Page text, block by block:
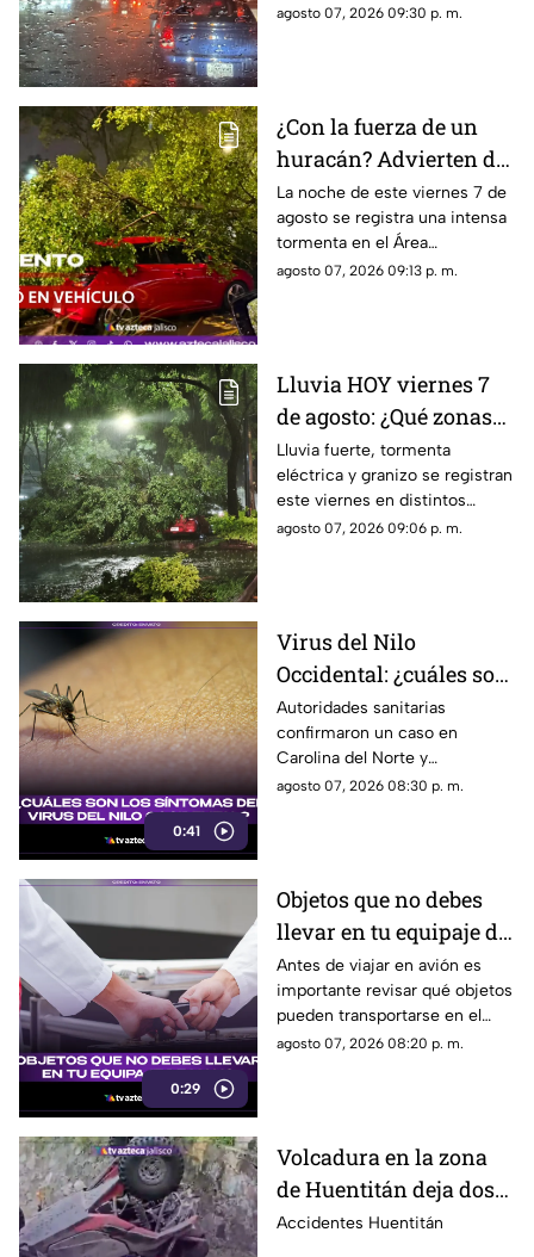
la fuerte tormenta que se
agosto 07, 2026 09:30 p. m.
¿Con la fuerza de un
huracán? Advierten de
FUERTES RACHAS DE
VIENTO superiores a
los 60 km/h durante
lluvia en Guadalajara
La noche de este viernes 7 de
agosto se registra una intensa
tormenta en el Área
Metropolitana de Guadalajara,
agosto 07, 2026 09:13 p. m.
Lluvia HOY viernes 7
de agosto: ¿Qué zonas
de Guadalajara están
afectadas?
Lluvia fuerte, tormenta
eléctrica y granizo se registran
este viernes en distintos
puntos de Guadalajara y
agosto 07, 2026 09:06 p. m.
0:41
Virus del Nilo
Occidental: ¿cuáles son
los síntomas tras una
picadura de mosquito?
Autoridades sanitarias
confirmaron un caso en
Carolina del Norte y
detectaron el virus en
agosto 07, 2026 08:30 p. m.
0:29
Objetos que no debes
llevar en tu equipaje de
mano y podrían
quitarte en el
aeropuerto
Antes de viajar en avión es
importante revisar qué objetos
pueden transportarse en el
equipaje de mano, ya que
agosto 07, 2026 08:20 p. m.
Volcadura en la zona
de Huentitán deja dos
personas heridas
Accidentes Huentitán